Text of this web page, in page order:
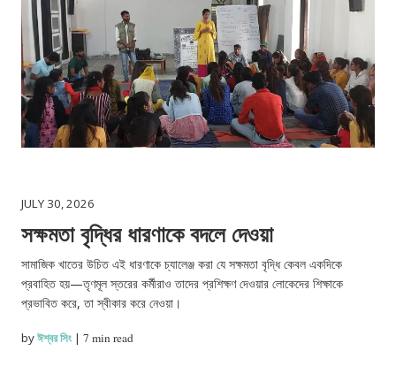
JULY 30, 2026
সক্ষমতা বৃদ্ধির ধারণাকে বদলে দেওয়া
সামাজিক খাতের উচিত এই ধারণাকে চ্যালেঞ্জ করা যে সক্ষমতা বৃদ্ধি কেবল একদিকে
প্রবাহিত হয়—তৃণমূল স্তরের কর্মীরাও তাদের প্রশিক্ষণ দেওয়ার লোকেদের শিক্ষাকে
প্রভাবিত করে, তা স্বীকার করে নেওয়া।
byঈশ্বর সিং |7 min read